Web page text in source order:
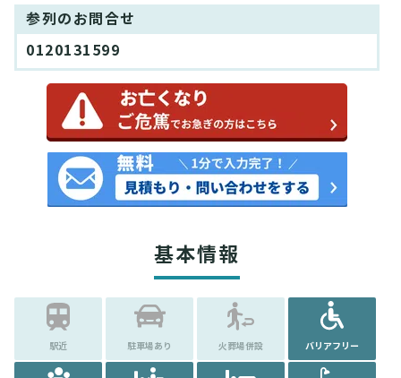
参列のお問合せ
0120131599
基本情報
駅近 駐車場あり 火葬場併設 バリアフリー